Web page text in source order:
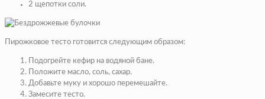
2 щепотки соли.
Пирожковое тесто готовится следующим образом:
Подогрейте кефир на водяной бане.
Положите масло, соль, сахар.
Добавьте муку и хорошо перемешайте.
Замесите тесто.